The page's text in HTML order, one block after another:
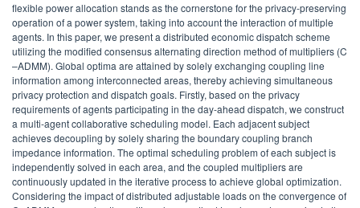
flexible power allocation stands as the cornerstone for the privacy-preserving
operation of a power system, taking into account the interaction of multiple
agents. In this paper, we present a distributed economic dispatch scheme
utilizing the modified consensus alternating direction method of multipliers (C
–ADMM). Global optima are attained by solely exchanging coupling line
information among interconnected areas, thereby achieving simultaneous
privacy protection and dispatch goals. Firstly, based on the privacy
requirements of agents participating in the day-ahead dispatch, we construct
a multi-agent collaborative scheduling model. Each adjacent subject
achieves decoupling by solely sharing the boundary coupling branch
impedance information. The optimal scheduling problem of each subject is
independently solved in each area, and the coupled multipliers are
continuously updated in the iterative process to achieve global optimization.
Considering the impact of distributed adjustable loads on the convergence of